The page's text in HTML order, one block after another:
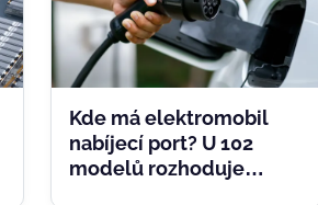
Kde má elektromobil
nabíjecí port? U 102
modelů rozhoduje